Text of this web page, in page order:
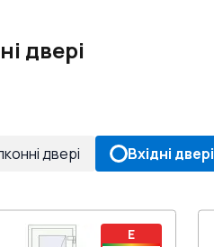
двері
двері Вхідні двері
E